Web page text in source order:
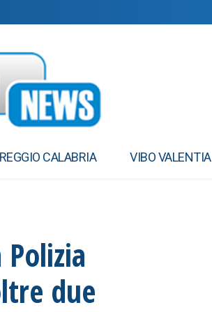
REGGIO CALABRIA VIBO VALENTIA
due